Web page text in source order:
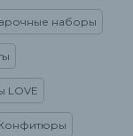
наборы
LOVE